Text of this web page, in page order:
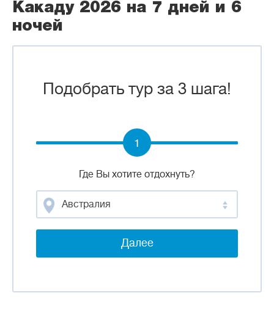
Какаду 2026 на 7 дней и 6
ночей
Подобрать тур за 3 шага!
Где Вы хотите отдохнуть?
Австралия
Далее
1